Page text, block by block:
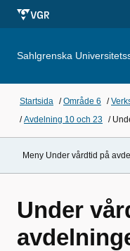
Sahlgrenska
Startsida /Område 6 /
/Avdelning 10 och 23 /
Meny Under vårdtid på
Under